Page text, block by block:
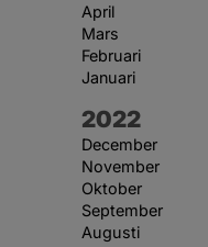
April
Mars
Februari
Januari
År:
2022
December
November
Oktober
September
Augusti